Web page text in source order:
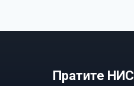
Пратите НИС